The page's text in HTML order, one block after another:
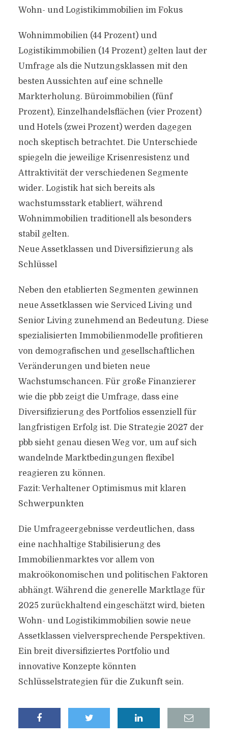
Wohn- und Logistikimmobilien im Fokus
Wohnimmobilien (44 Prozent) und
Logistikimmobilien (14 Prozent) gelten laut der
Umfrage als die Nutzungsklassen mit den
besten Aussichten auf eine schnelle
Markterholung. Büroimmobilien (fünf
Prozent), Einzelhandelsflächen (vier Prozent)
und Hotels (zwei Prozent) werden dagegen
noch skeptisch betrachtet. Die Unterschiede
spiegeln die jeweilige Krisenresistenz und
Attraktivität der verschiedenen Segmente
wider. Logistik hat sich bereits als
wachstumsstark etabliert, während
Wohnimmobilien traditionell als besonders
stabil gelten.
Neue Assetklassen und Diversifizierung als
Schlüssel
Neben den etablierten Segmenten gewinnen
neue Assetklassen wie Serviced Living und
Senior Living zunehmend an Bedeutung. Diese
spezialisierten Immobilienmodelle profitieren
von demografischen und gesellschaftlichen
Veränderungen und bieten neue
Wachstumschancen. Für große Finanzierer
wie die pbb zeigt die Umfrage, dass eine
Diversifizierung des Portfolios essenziell für
langfristigen Erfolg ist. Die Strategie 2027 der
pbb sieht genau diesen Weg vor, um auf sich
wandelnde Marktbedingungen flexibel
reagieren zu können.
Fazit: Verhaltener Optimismus mit klaren
Schwerpunkten
Die Umfrageergebnisse verdeutlichen, dass
eine nachhaltige Stabilisierung des
Immobilienmarktes vor allem von
makroökonomischen und politischen Faktoren
abhängt. Während die generelle Marktlage für
2025 zurückhaltend eingeschätzt wird, bieten
Wohn- und Logistikimmobilien sowie neue
Assetklassen vielversprechende Perspektiven.
Ein breit diversifiziertes Portfolio und
innovative Konzepte könnten
Schlüsselstrategien für die Zukunft sein.